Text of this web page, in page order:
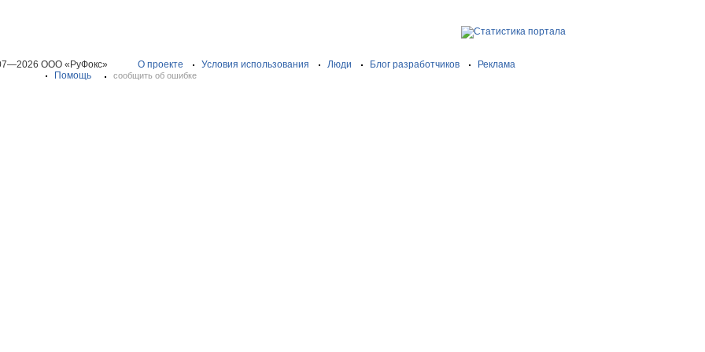
ООО «РуФокс» О проекте Условия использования Люди Блог разработчиков
Реклама
Помощь
сообщить об ошибке